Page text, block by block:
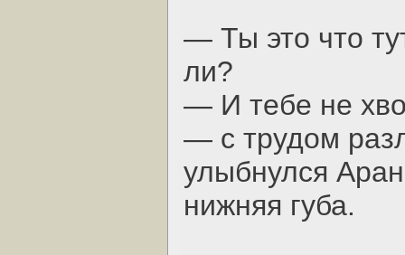
— Ты это что
ли?
— И тебе не
— с трудом
улыбнулся
нижняя губа.